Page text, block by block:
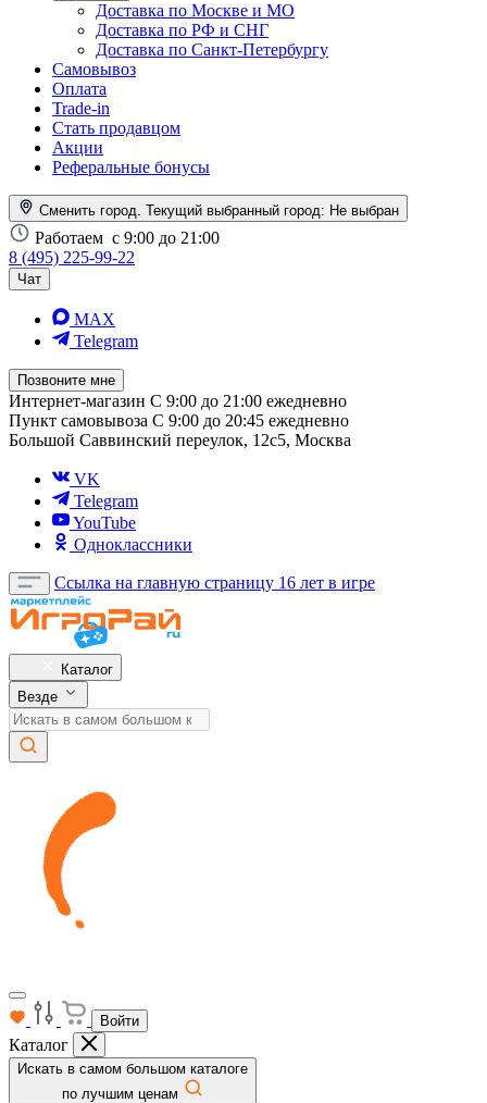
Доставка по Москве и МО
Доставка по РФ и СНГ
Доставка по Санкт-Петербургу
Самовывоз
Оплата
Trade-in
Стать продавцом
Акции
Реферальные бонусы
Сменить город. Текущий выбранный город: Не выбран
Работаем с 9:00 до 21:00
8 (495) 225-99-22
Чат
MAX
Telegram
Позвоните мне
Интернет-магазин С 9:00 до 21:00 ежедневно
Пункт самовывоза С 9:00 до 20:45 ежедневно
Большой Саввинский переулок, 12с5, Москва
VK
Telegram
YouTube
Одноклассники
Ссылка на главную страницу 16 лет в игре
Каталог
Везде
Войти
Каталог
Искать в самом большом каталоге
по лучшим ценам